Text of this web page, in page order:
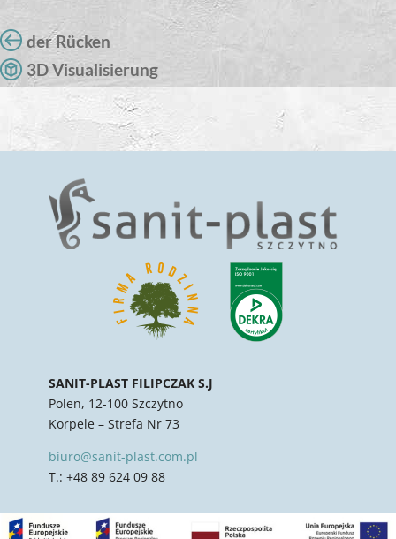
der Rücken
3D Visualisierung
SANIT-PLAST FILIPCZAK S.J
Polen, 12-100 Szczytno
Korpele – Strefa Nr 73
biuro@sanit-plast.com.pl
T.: +48 89 624 09 88